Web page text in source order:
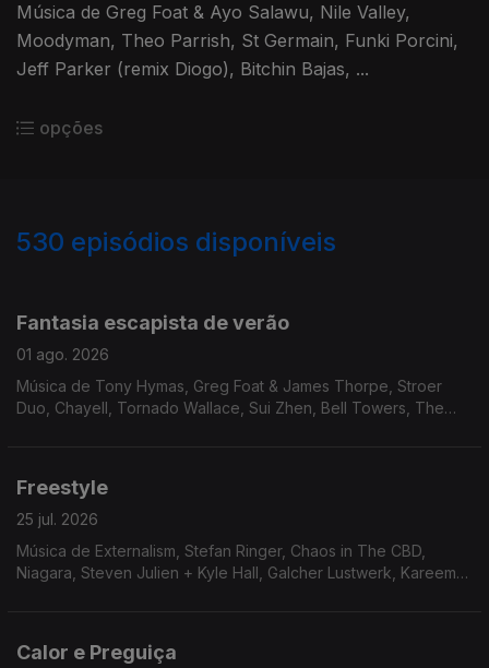
Música de Greg Foat & Ayo Salawu, Nile Valley,
Moodyman, Theo Parrish, St Germain, Funki Porcini,
Jeff Parker (remix Diogo), Bitchin Bajas, ...
opções
530 episódios disponíveis
Fantasia escapista de verão
01 ago. 2026
Música de Tony Hymas, Greg Foat & James Thorpe, Stroer
Duo, Chayell, Tornado Wallace, Sui Zhen, Bell Towers, The
Freestyle
25 jul. 2026
Música de Externalism, Stefan Ringer, Chaos in The CBD,
Niagara, Steven Julien + Kyle Hall, Galcher Lustwerk, Kareem
Calor e Preguiça